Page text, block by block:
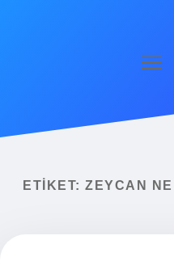
Yasal Uyarı
ETIKET: ZEYCAN